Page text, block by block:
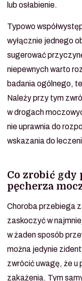
lub osłabienie.
Typowo
wyłącznie jednego
sugerować
niepewnych warto
badania ogólnego,
Należy przy tym
w drogach
nie uprawnia do
wskazania do
Co zrobić gdy
pęcherza
Choroba przebiega
zaskoczyć w
w żaden sposób
można jedynie
zwrócić uwagę, że u
zakażenia. Tym